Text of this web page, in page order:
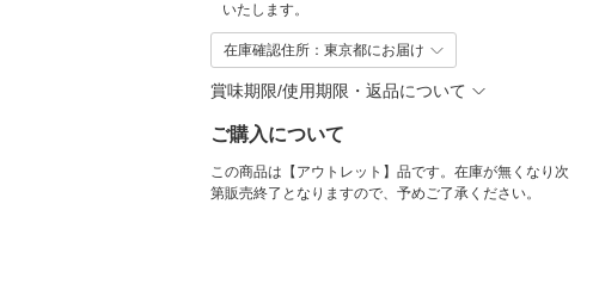
いたします。
在庫確認住所：東京都にお届け
賞味期限/使用期限・返品について
ご購入について
この商品は【アウトレット】品です。在庫が無くなり次
第販売終了となりますので、予めご了承ください。